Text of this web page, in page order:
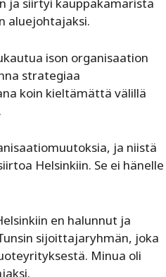
aluejohtajaksi.
ison organisaation
strategiaa
koin kieltämättä välillä
ja niistä
Helsinkiin. Se ei hänelle
en halunnut ja
sijoittajaryhmän, joka
Minua oli